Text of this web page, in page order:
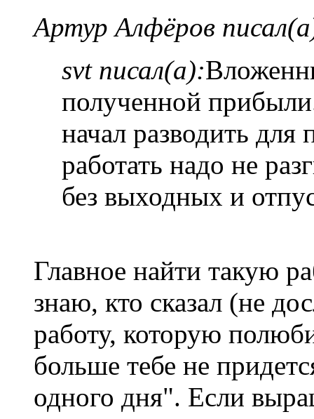
Артур Алфёров
svt писал(а):
полученной
начал разводить для
работать надо не
без выходных и
Главное найти такую
знаю, кто сказал (не
работу, которую
больше тебе не
одного дня". Если